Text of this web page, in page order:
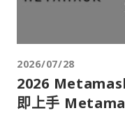
2026/07/28
2026
即上手